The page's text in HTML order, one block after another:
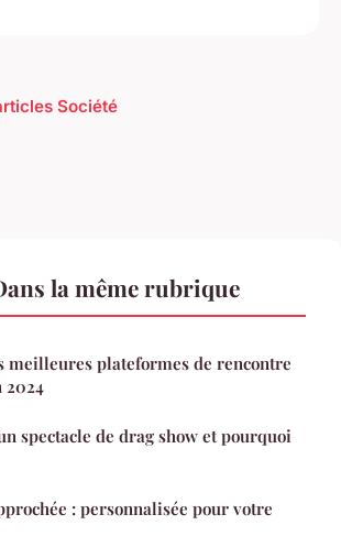
Société
la même rubrique
meilleures plateformes de rencontre
2024
spectacle de drag show et pourquoi
: personnalisée pour votre